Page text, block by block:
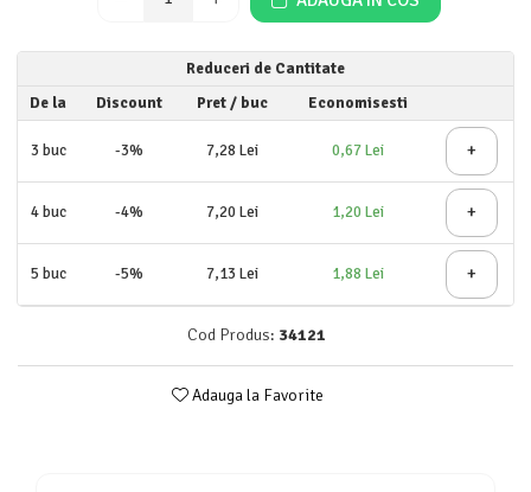
Detergent rufe pudră
Înălbitor și îndepărtare pete
Soluții anticalcar, igienizante și
Reduceri de Cantitate
De la
Discount Pret/ buc Economisesti
3 buc -3% 7,28 Lei 0,67 Lei +
4buc -4% 7,20 Lei 1,20 Lei +
5 buc -5% 7,13 Lei 1,88 Lei +
Cod Produs: 34121
Adauga la Favorite